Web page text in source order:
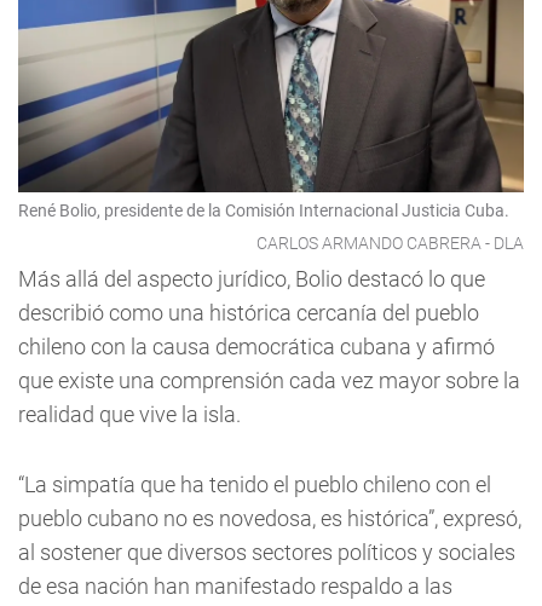
René Bolio, presidente de la Comisión Internacional Justicia Cuba.
CARLOS ARMANDO CABRERA - DLA
Más allá del aspecto jurídico, Bolio destacó lo que
describió como una histórica cercanía del pueblo
chileno con la causa democrática cubana y afirmó
que existe una comprensión cada vez mayor sobre la
realidad que vive la isla.
“La simpatía que ha tenido el pueblo chileno con el
pueblo cubano no es novedosa, es histórica”, expresó,
al sostener que diversos sectores políticos y sociales
de esa nación han manifestado respaldo a las